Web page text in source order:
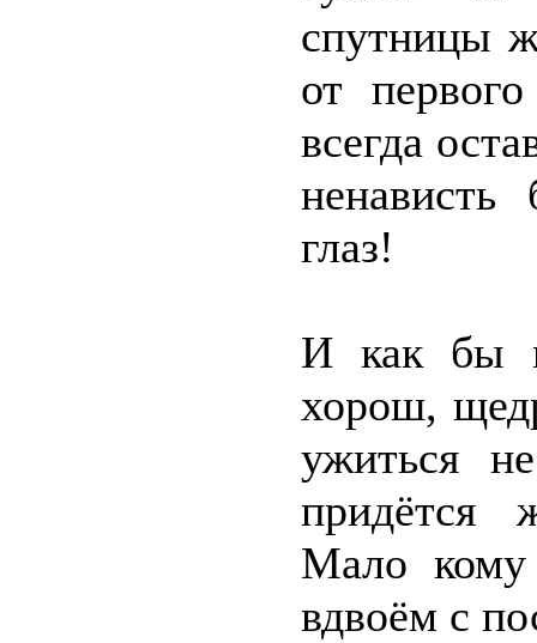
спутницы
от
всегда
глаз!
И как бы
хорош,
ужиться
придётся
Мало
вдвоём с